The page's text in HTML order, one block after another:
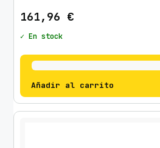
161,96 €
✓ En stock
Añadir al carrito